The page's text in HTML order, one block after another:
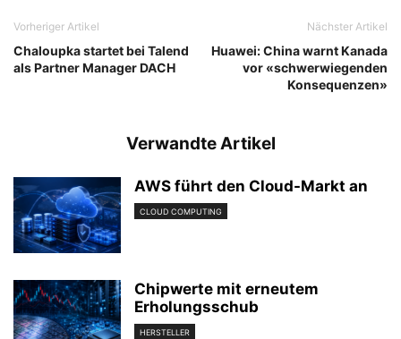
Vorheriger Artikel
Chaloupka startet bei Talend
als Partner Manager DACH
Nächster Artikel
Huawei: China warnt Kanada
vor «schwerwiegenden
Konsequenzen»
Verwandte Artikel
AWS führt den Cloud-Markt an
CLOUD COMPUTING
Chipwerte mit erneutem
Erholungsschub
HERSTELLER